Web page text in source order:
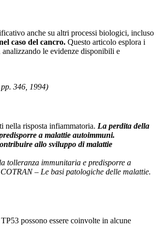
anche su altri processi biologici, incluso
caso del cancro. Questo articolo esplora i
analizzando le evidenze disponibili e
346, 1994)
nella risposta infiammatoria. La perdita della
a malattie autoimmuni.
allo sviluppo di malattie
tolleranza immunitaria e predisporre a
– Le basi patologiche delle malattie.
possono essere coinvolte in alcune